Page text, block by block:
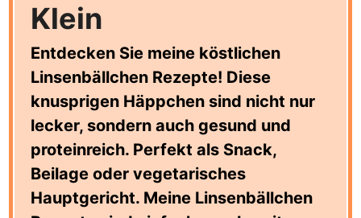
Klein
Entdecken Sie meine köstlichen
Linsenbällchen Rezepte! Diese
knusprigen Häppchen sind nicht nur
lecker, sondern auch gesund und
proteinreich. Perfekt als Snack,
Beilage oder vegetarisches
Hauptgericht. Meine Linsenbällchen